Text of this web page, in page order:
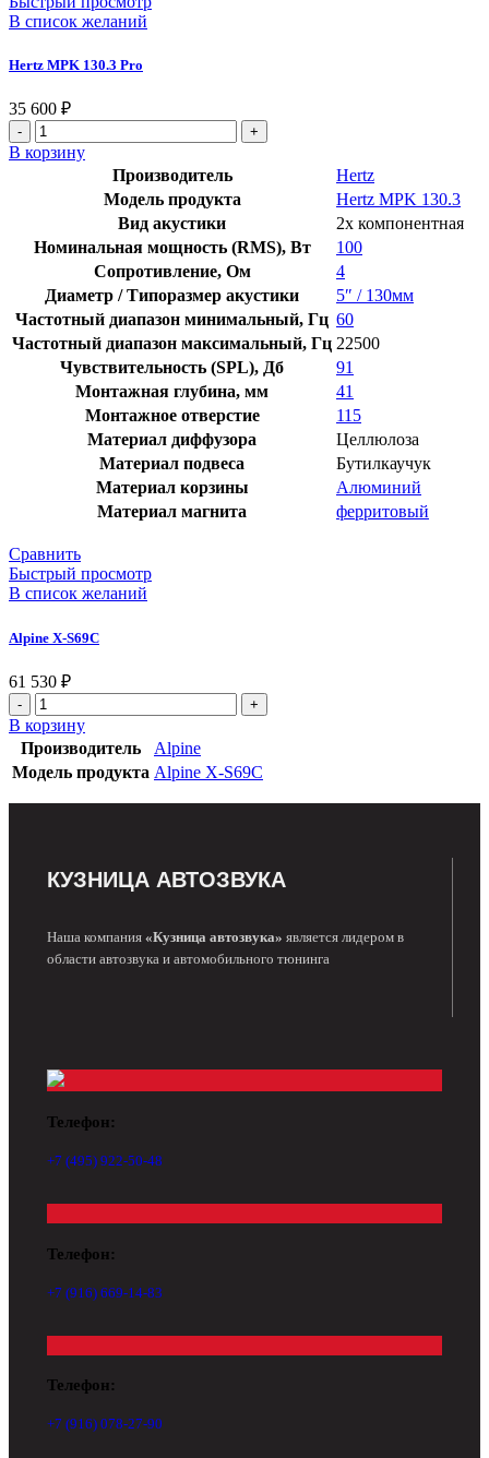
В список желаний
Hertz MPK 130.3 Pro
35 600 ₽
В корзину
Производитель
Hertz
Модель продукта
Hertz MPK 130.3
Вид акустики
2х компонентная
Номинальная мощность (RMS), Вт
100
Сопротивление, Ом
4
Диаметр / Типоразмер акустики
5″ / 130мм
Частотный диапазон минимальный, Гц 60
Частотный диапазон максимальный, Гц 22500
Чувствительность (SPL), Дб
91
Монтажная глубина, мм
41
Монтажное отверстие
115
Материал диффузора
Целлюлоза
Материал подвеса
Бутилкаучук
Материал корзины
Алюминий
Материал магнита
ферритовый
Сравнить
Быстрый просмотр
В список желаний
Alpine X-S69C
61 530 ₽
В корзину
Производитель
Alpine
Модель продукта Alpine X-S69C
КУЗНИЦА АВТОЗВУКА
Наша компания «Кузница автозвука» является лидером в
области автозвука и автомобильного тюнинга
Телефон:
+7 (495) 922-50-48
Телефон:
+7 (916) 669-14-83
Телефон:
+7 (916) 078-27-90